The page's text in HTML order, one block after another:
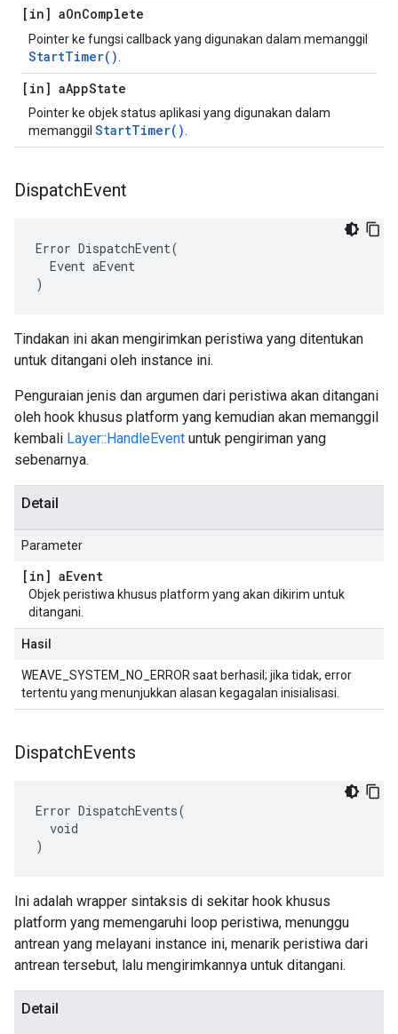
[in] aOnComplete
Pointer ke fungsi callback yang digunakan dalam memanggil
StartTimer()
[in] aAppState
Pointer ke objek status aplikasi yang digunakan dalam
memanggil StartTimer()
DispatchEvent
Error DispatchEvent(
  Event aEvent
)
Tindakan ini akan mengirimkan peristiwa yang ditentukan
untuk ditangani oleh instance ini.
Penguraian jenis dan argumen dari peristiwa akan ditangani
oleh hook khusus platform yang kemudian akan memanggil
kembali Layer::HandleEvent untuk pengiriman yang
sebenarnya.
Detail
Parameter
[in] aEvent
Objek peristiwa khusus platform yang akan dikirim untuk
ditangani.
Hasil
WEAVE_SYSTEM_NO_ERROR saat berhasil; jika tidak, error
tertentu yang menunjukkan alasan kegagalan inisialisasi.
DispatchEvents
Error DispatchEvents(
  void
)
Ini adalah wrapper sintaksis di sekitar hook khusus
platform yang memengaruhi loop peristiwa, menunggu
antrean yang melayani instance ini, menarik peristiwa dari
antrean tersebut, lalu mengirimkannya untuk ditangani.
Detail